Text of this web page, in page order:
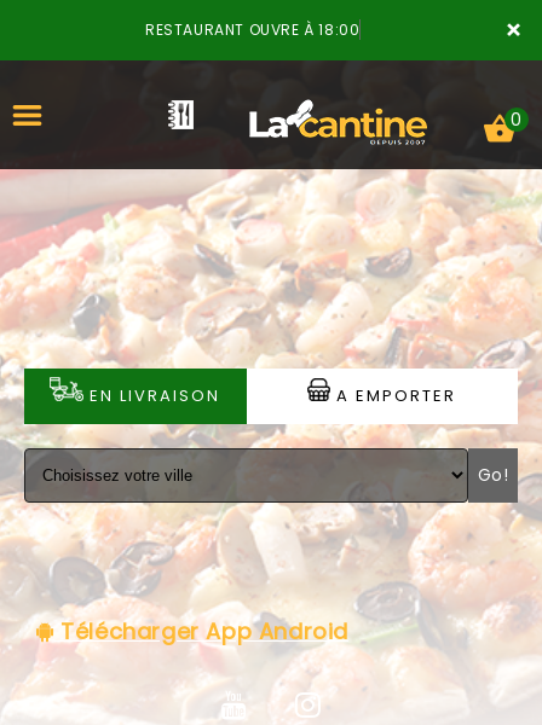
×
RESTAURANT OUVRE À 18:00
ACCUEIL
LA CARTE
VOTRE COMPTE
NOTRE RESTAURANT
VOS AVIS
MENTIONS LÉGALES
C.G.V
0
EN LIVRAISON A EMPORTER
Go!
Télécharger App Android